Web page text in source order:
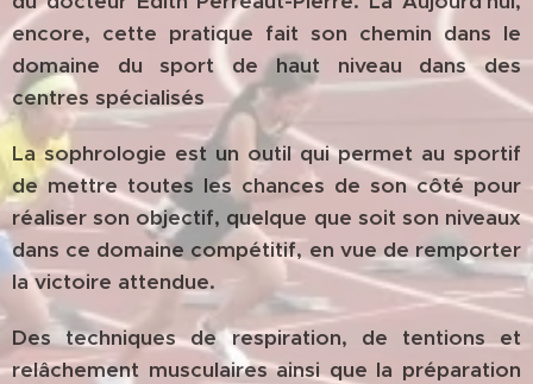
encore, cette pratique fait son chemin dans le
domaine du sport de haut niveau dans des
centres spécialisés
La sophrologie est un outil qui permet au sportif
de mettre toutes les chances de son côté pour
réaliser son objectif, quelque que soit son niveaux
dans ce domaine compétitif, en vue de remporter
la victoire attendue.
Des techniques de respiration, de tentions et
relâchement musculaires ainsi que la préparation